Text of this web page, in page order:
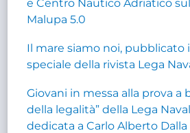
e Centro Nautico Adriatico
Malupa 5.0
Il mare siamo noi, pubblicato
speciale della rivista Lega
Giovani in messa alla prova a
della legalità” della Lega
dedicata a Carlo Alberto